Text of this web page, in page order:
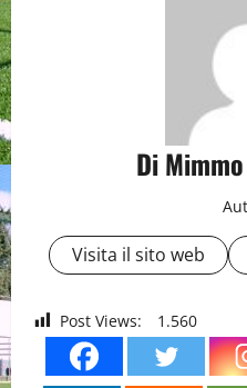
Di
Visita il sito web
Post Views: 1.560